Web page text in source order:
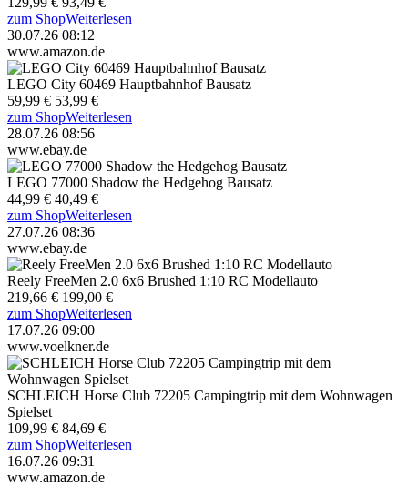
zum ShopWeiterlesen
30.07.26 08:12
www.amazon.de
LEGO City 60469 Hauptbahnhof Bausatz
59,99 € 53,99 €
zum ShopWeiterlesen
28.07.26 08:56
www.ebay.de
LEGO 77000 Shadow the Hedgehog Bausatz
44,99 € 40,49 €
zum ShopWeiterlesen
27.07.26 08:36
www.ebay.de
Reely FreeMen 2.0 6x6 Brushed 1:10 RC Modellauto
219,66 € 199,00 €
zum ShopWeiterlesen
17.07.26 09:00
www.voelkner.de
SCHLEICH Horse Club 72205 Campingtrip mit dem Wohnwagen
Spielset
109,99 € 84,69 €
zum ShopWeiterlesen
16.07.26 09:31
www.amazon.de